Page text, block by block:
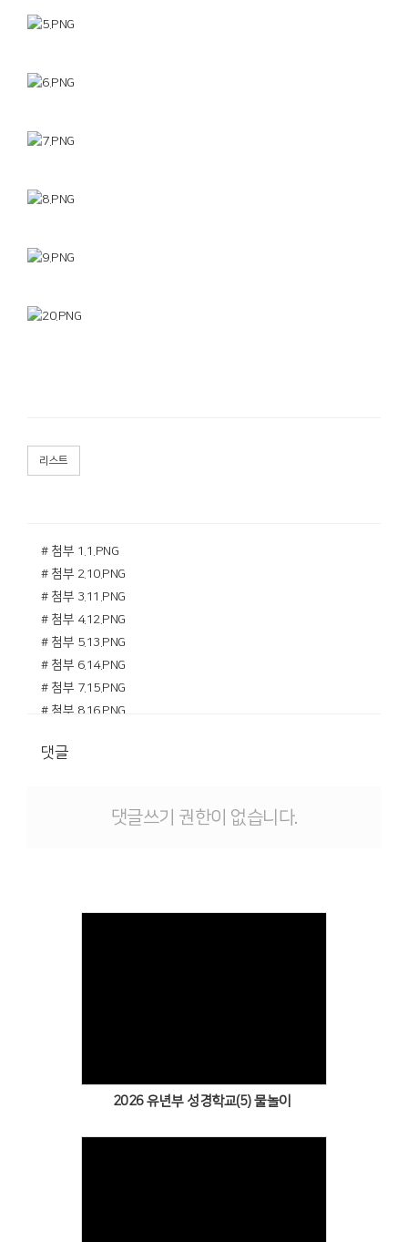
리스트
# 첨부 1.1.PNG
# 첨부 2.10.PNG
# 첨부 3.11.PNG
# 첨부 4.12.PNG
# 첨부 5.13.PNG
# 첨부 6.14.PNG
# 첨부 7.15.PNG
# 첨부 8.16.PNG
# 첨부 10.18.PNG
# 첨부 13.3.PNG
# 첨부 17.7.PNG
댓글
댓글쓰기 권한이 없습니다.
2026 유년부 성경학교(5) 물놀이